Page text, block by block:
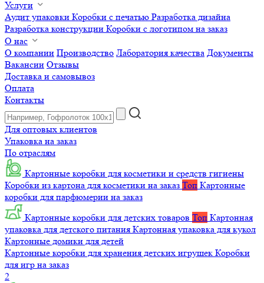
Услуги
Аудит упаковки Коробки с печатью Разработка дизайна
Разработка конструкции Коробки с логотипом на заказ
О нас
О компании Производство Лаборатория качества Документы
Вакансии Отзывы
Доставка и самовывоз
Оплата
Контакты
Для оптовых клиентов
Упаковка на заказ
По отраслям
Картонные коробки для косметики и средств гигиены
Коробки из картона для косметики на заказ Топ Картонные
коробки для парфюмерии на заказ
Картонные коробки для детских товаров Топ Картонная
упаковка для детского питания Картонная упаковка для кукол
Картонные домики для детей
Картонные коробки для хранения детских игрушек Коробки
для игр на заказ
2